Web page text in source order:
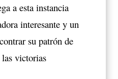
a esta instancia
interesante y un
su patrón de
victorias